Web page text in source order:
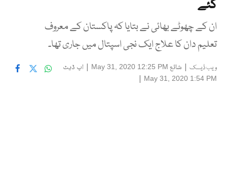
گئے
ان کے چھوٹے بھائی نے بتایا کہ پاکستان کے معروف
تعلیم دان کا علاج ایک نجی اسپتال میں جاری تھا۔
ویب ڈیسک | شائع May 31, 2020 12:25 PM
| اپ ڈیٹ
May 31, 2020 1:54 PM
|